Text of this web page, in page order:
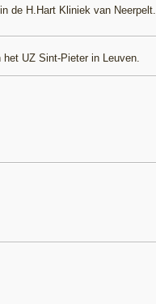
de H.Hart Kliniek van Neerpelt.
UZ Sint-Pieter in Leuven.